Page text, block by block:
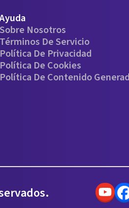
Ayuda
Sobre Nosotros
Términos De Servicio
Política De Privacidad
Política De Cookies
Política De Contenido